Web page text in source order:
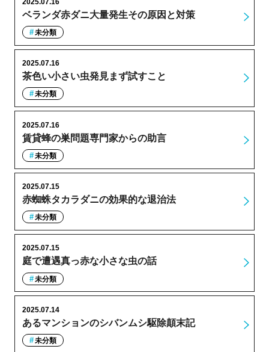
ベランダ赤ダニ大量発生その原因と対策
未分類
茶色い小さい虫発見まず試すこと
2025.07.16
未分類
賃貸蜂の巣問題専門家からの助言
2025.07.16
未分類
赤蜘蛛タカラダニの効果的な退治法
2025.07.15
未分類
庭で遭遇真っ赤な小さな虫の話
2025.07.15
未分類
あるマンションのシバンムシ駆除顛末記
2025.07.14
未分類